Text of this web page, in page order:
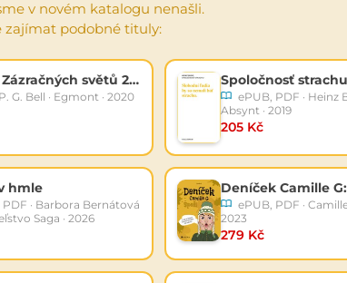
v novém katalogu nenašli.
zajímat podobné tituly:
Vlak do Zázračných světů 2 - Velká oblaková loupež
G. Bell · Egmont · 2020
Spoločnosť strachu
ePUB, PDF · Heinz
Absynt · 2019
205 Kč
hmle
PDF · Barbora Bernátová
Saga · 2026
Deníček Camille
ePUB, PDF · Camille
2023
279 Kč